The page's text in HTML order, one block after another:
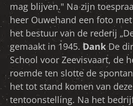
mag blijven." Na zijn
heer Ouwehand een foto
het bestuur van de rederij
gemaakt in 1945. DankDe
School voor Zeevisvaart, de
roemde ten slotte de
het tot stand komen van
tentoonstelling. Na het